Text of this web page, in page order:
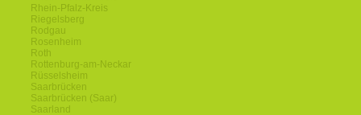
Rhein-Pfalz-Kreis
Riegelsberg
Rodgau
Rosenheim
Roth
Rottenburg-am-Neckar
Rüsselsheim
Saarbrücken
Saarbrücken (Saar)
Saarland